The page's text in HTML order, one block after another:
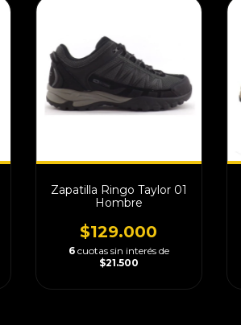
Zapatilla Ringo Taylor 01
Hombre
$129.000
6 cuotas sin interés de
$21.500